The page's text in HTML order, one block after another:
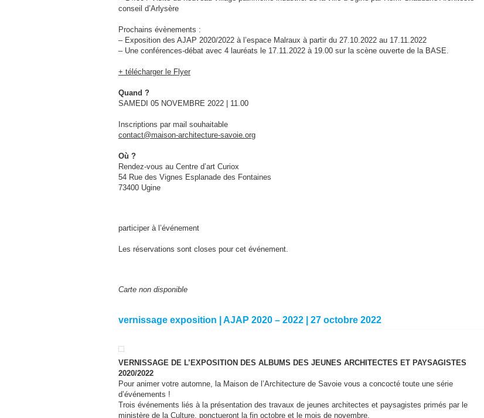
conseil d’Arlysère
Prochains évènements :
– Exposition des AJAP 2020/2022 à l’espace Malraux à partir du 27.10.2022 au 17.11.2022
– Une conférences-débat avec 4 lauréats le 17.11.2022 à 19.00 sur la scène ouverte de la BASE.
+ télécharger le Flyer
Quand ?
SAMEDI 05 NOVEMBRE 2022 | 11.00
Inscriptions par mail souhaitable
contact@maison-architecture-savoie.org
Où ?
Rendez-vous au Centre d’art Curiox
54 Rue des Vignes Esplanade des Fontaines
73400 Ugine
participer à l’événement
Les réservations sont closes pour cet événement.
Carte non disponible
vernissage exposition | AJAP 2020 – 2022 | 27 octobre 2022
VERNISSAGE DE L’EXPOSITION DES ALBUMS DES JEUNES ARCHITECTES ET PAYSAGISTES
2020/2022
Pour animer votre automne, la Maison de l’Architecture de Savoie vous a concocté toute une série
d’événements !
Trois événements liés à la présentation des travaux de jeunes architectes et paysagistes primés par le
ministère de la Culture, ponctueront la fin octobre et le mois de novembre.